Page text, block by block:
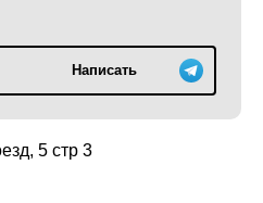
Написать
5 стр 3